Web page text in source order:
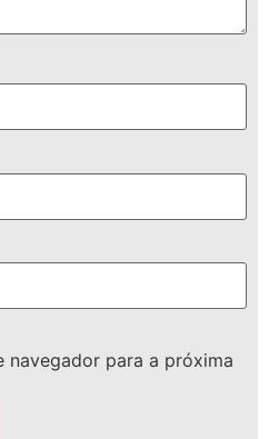
navegador para a próxima